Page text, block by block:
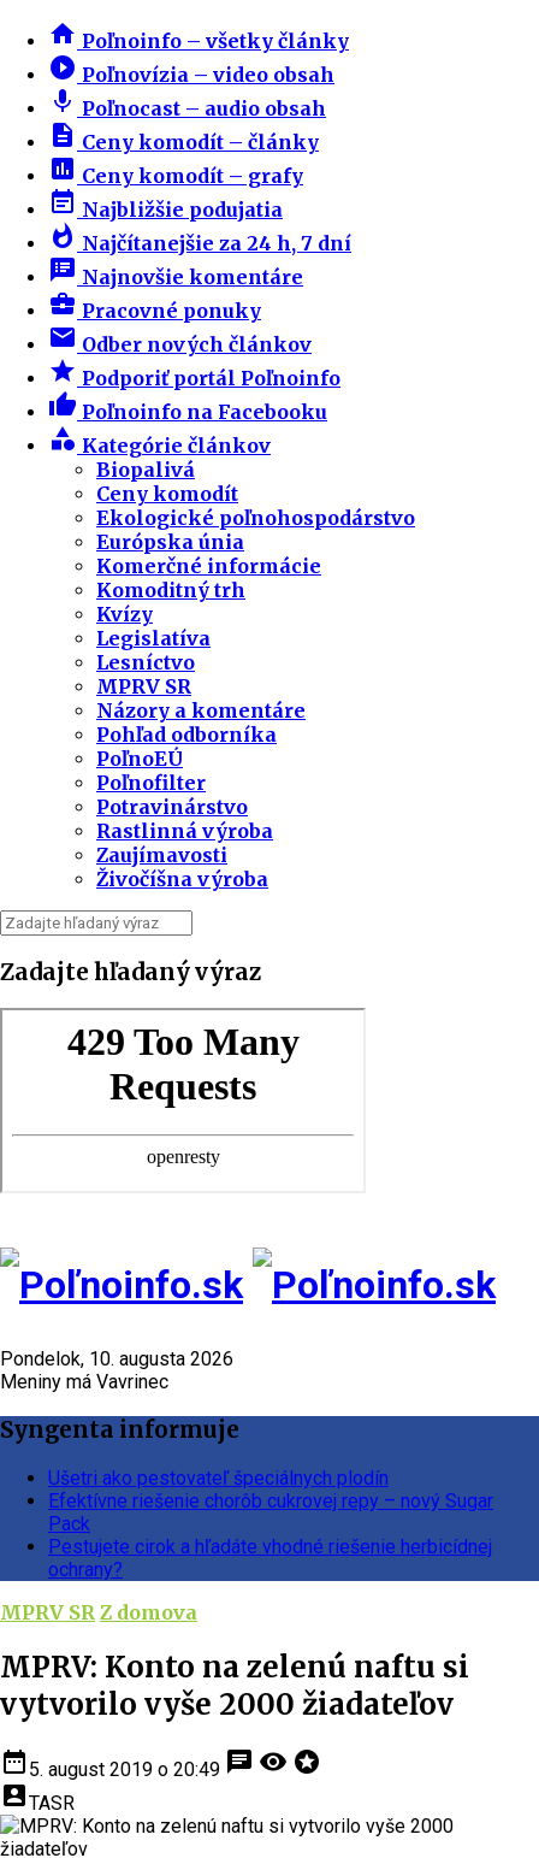
home Poľnoinfo – všetky články
play_circle_filled Poľnovízia – video obsah
mic Poľnocast – audio obsah
description Ceny komodít – články
insert_chart Ceny komodít – grafy
event_note Najbližšie podujatia
whatshot Najčítanejšie za 24 h, 7 dní
speaker_notes Najnovšie komentáre
business_center Pracovné ponuky
email Odber nových článkov
star Podporiť portál Poľnoinfo
thumb_up Poľnoinfo na Facebooku
category Kategórie článkov
Biopalivá
Ceny komodít
Ekologické poľnohospodárstvo
Európska únia
Komerčné informácie
Komoditný trh
Kvízy
Legislatíva
Lesníctvo
MPRV SR
Názory a komentáre
Pohľad odborníka
PoľnoEÚ
Poľnofilter
Potravinárstvo
Rastlinná výroba
Zaujímavosti
Živočíšna výroba
Zadajte hľadaný výraz
Pondelok, 10. augusta 2026
Meniny má Vavrinec
Syngenta informuje
Ušetri ako pestovateľ špeciálnych plodín
Efektívne riešenie chorôb cukrovej repy – nový Sugar
Pack
Pestujete cirok a hľadáte vhodné riešenie herbicídnej
ochrany?
MPRV SR Z domova
MPRV: Konto na zelenú naftu si
vytvorilo vyše 2000 žiadateľov
date_range 5. august 2019 o 20:49 chat visibility stars
account_boxTASR